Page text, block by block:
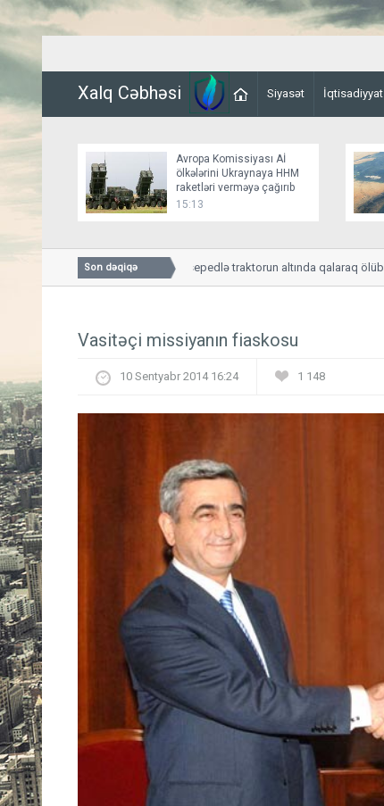
Xalq Cəbhəsi Siyasət İqtisadiyyat
Avropa Komissiyası Aİ
ölkələrini Ukraynaya HHM
raketləri verməyə çağırıb
15:13
Son dəqiqə
İmişlidə uşaq velosepedlə traktorun altında qalaraq ölüb
Vasitəçi missiyanın fiaskosu
10 Sentyabr 2014 16:24 1 148